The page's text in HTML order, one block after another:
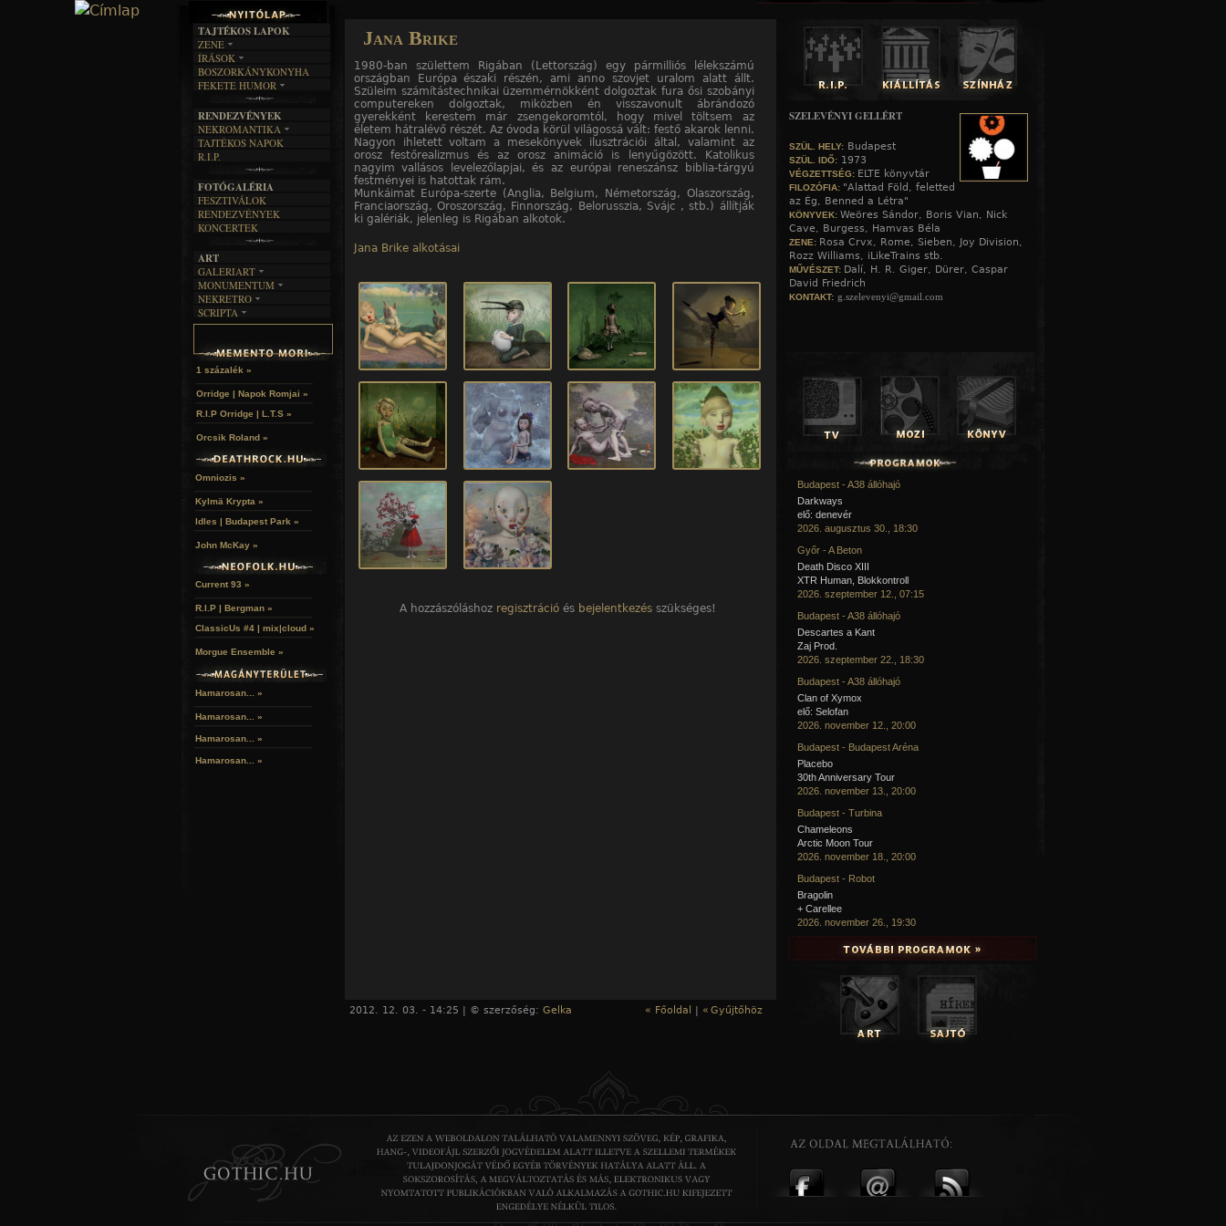
Jana Brike
1980-ban születtem Rigában (Lettország) egy pármilliós lélekszámú
országban Európa északi részén, ami anno szovjet uralom alatt állt.
Szüleim számítástechnikai üzemmérnökként dolgoztak fura ősi szobányi
computereken dolgoztak, miközben én visszavonult ábrándozó
gyerekként kerestem már zsengekoromtól, hogy mivel töltsem az
életem hátralévő részét. Az óvoda körül világossá vált: festő akarok lenni.
Nagyon ihletett voltam a mesekönyvek ilusztrációi által, valamint az
orosz festőrealizmus és az orosz animáció is lenyűgözött. Katolikus
nagyim vallásos levelezőlapjai, és az európai reneszánsz biblia-tárgyú
festményei is hatottak rám.
Munkáimat Európa-szerte (Anglia, Belgium, Németország, Olaszország,
Franciaország, Oroszország, Finnország, Belorusszia, Svájc , stb.) állítják
ki galériák, jelenleg is Rigában alkotok.
Jana Brike alkotásai
10 /1. kép
10 /2. kép
10 /3. kép
10 /4. kép
10 /5. kép
10 /6. kép
10 /7. kép
10 /8. kép
10 /9. kép
10 /10. kép
A hozzászóláshoz regisztrációés bejelentkezésszükséges!
2012. 12. 03. - 14:25 | © szerzőség: Gelka « Főoldal | « Gyűjtőhöz
TAJTÉKOS LAPOK
ZENE
EGYÜTTESEK
INTERJÚK
FORDÍTÁSOK
DALSZÖVEGEK
ÍRÁSOK
IRODALOM
FILM
MŰVÉSZET
ÍRÁSTÖRTÉNET
BOSZORKÁNYKONYHA
FEKETE HUMOR
SZÖVEGES
RENDEZVÉNYEK
NEKROMANTIKA
AKTUÁLIS
A MÚLT
TAJTÉKOS NAPOK
R.I.P.
FOTÓGALÉRIA
FESZTIVÁLOK
RENDEZVÉNYEK
KONCERTEK
ART
GALERIART
ARTGALERI
KÉPREGÉNYEK
LAKÁSKULTS
MONUMENTUM
TEMETŐK
TEMPLOMOK
HELYEK
NEKRETRO
SZUBKULT
RELIKVIÁK
SCRIPTA
NOVELLÁK
HALÁLTÁNC
1 százalék »
Orridge | Napok Romjai »
R.I.P Orridge | L.T.S »
Orcsik Roland »
Omniozis »
Kylmä Krypta »
Idles | Budapest Park »
John McKay »
Current 93 »
R.I.P | Bergman »
ClassicUs #4 | mix|cloud »
Morgue Ensemble »
Hamarosan... »
Hamarosan... »
Hamarosan... »
Hamarosan... »
SZELEVÉNYI GELLÉRT
SZÜL. HELY: Budapest
SZÜL. IDŐ: 1973
VÉGZETTSÉG: ELTE könyvtár
FILOZÓFIA: "Alattad Föld, feletted
az Ég, Benned a Létra"
KÖNYVEK: Weöres Sándor, Boris Vian, Nick
Cave, Burgess, Hamvas Béla
ZENE: Rosa Crvx, Rome, Sieben, Joy Division,
Rozz Williams, iLikeTrains stb.
MŰVÉSZET: Dalí, H. R. Giger, Dürer, Caspar
David Friedrich
KONTAKT: g.szelevenyi@gmail.com
Budapest - A38 állóhajó
Darkways
elő: denevér
2026. augusztus 30., 18:30
Győr - A Beton
Death Disco XIII
XTR Human, Blokkontroll
2026. szeptember 12., 07:15
Budapest - A38 állóhajó
Descartes a Kant
Zaj Prod.
2026. szeptember 22., 18:30
Budapest - A38 állóhajó
Clan of Xymox
elő: Selofan
2026. november 12., 20:00
Budapest - Budapest Aréna
Placebo
30th Anniversary Tour
2026. november 13., 20:00
Budapest - Turbina
Chameleons
Arctic Moon Tour
2026. november 18., 20:00
Budapest - Robot
Bragolin
+ Carellee
2026. november 26., 19:30